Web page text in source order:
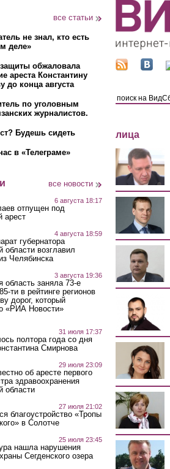
все статьи
не знал, кто есть
деле»
обжаловала
ареста Константину
до конца августа
по уголовным
журналистов.
Будешь сидеть
в «Телеграме»
все новости
6 августа 18:17
отпущен под
арест
4 августа 18:59
губернатора
области возглавил
Челябинска
3 августа 19:36
область заняла 73-е
ти в рейтинге регионов
дорог, который
«РИА Новости»
31 июля 17:37
полтора года со дня
Смирнова
29 июля 23:09
об аресте первого
здравоохранения
области
27 июля 21:02
благоустройство «Тропы
в Солотче
25 июля 23:45
нашла нарушения
Сегденского озера
лица